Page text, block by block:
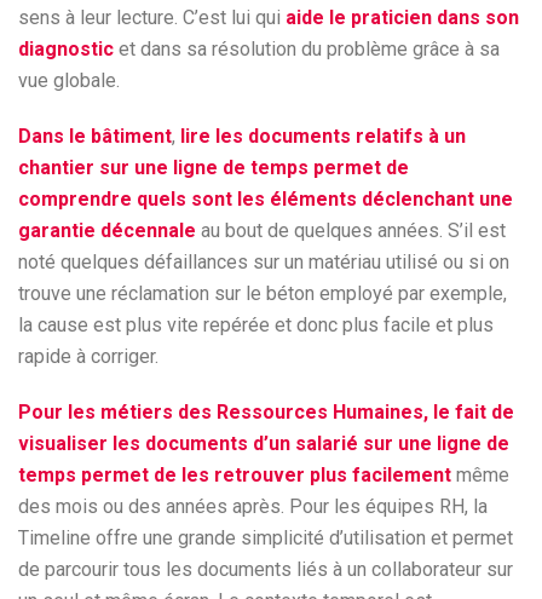
sens à leur lecture. C’est lui qui aide le praticien dans son
diagnostic et dans sa résolution du problème grâce à sa
vue globale.
Dans le bâtiment, lire les documents relatifs à un
chantier sur une ligne de temps permet de
comprendre quels sont les éléments déclenchant une
garantie décennale au bout de quelques années. S’il est
noté quelques défaillances sur un matériau utilisé ou si on
trouve une réclamation sur le béton employé par exemple,
la cause est plus vite repérée et donc plus facile et plus
rapide à corriger.
Pour les métiers des Ressources Humaines, le fait de
visualiser les documents d’un salarié sur une ligne de
temps permet de les retrouver plus facilement même
des mois ou des années après. Pour les équipes RH, la
Timeline offre une grande simplicité d’utilisation et permet
de parcourir tous les documents liés à un collaborateur sur